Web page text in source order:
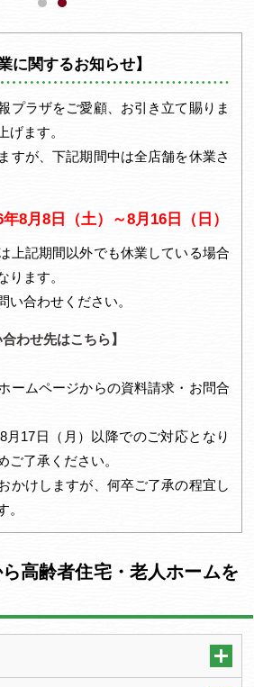
に関するお知らせ】
プラザをご愛顧、お引き立て賜りま
げます。
すが、下記期間中は全店舗を休業さ
年8月8日（土）～8月16日（日）
上記期間以外でも休業している場合
ります。
合わせください。
わせ先はこちら】
ームページからの資料請求・お問合
17日（月）以降でのご対応となり
ご了承ください。
かけしますが、何卒ご了承の程宜し
。
高齢者住宅・老人ホームを